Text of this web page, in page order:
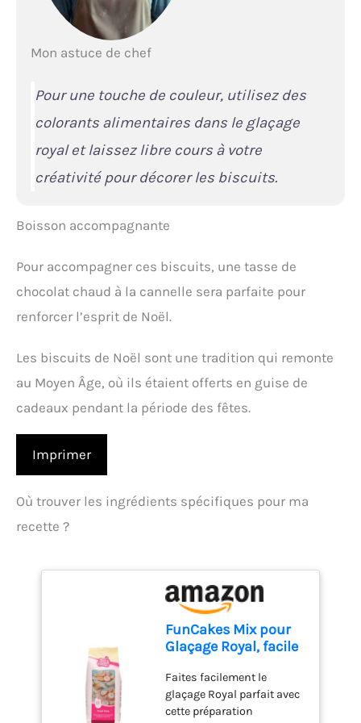
Mon astuce de chef
Pour une touche de couleur, utilisez des
colorants alimentaires dans le glaçage
royal et laissez libre cours à votre
créativité pour décorer les biscuits.
Boisson accompagnante
Pour accompagner ces biscuits, une tasse de
chocolat chaud à la cannelle sera parfaite pour
renforcer l’esprit de Noël.
Les biscuits de Noël sont une tradition qui remonte
au Moyen Âge, où ils étaient offerts en guise de
cadeaux pendant la période des fêtes.
Imprimer
Où trouver les ingrédients spécifiques pour ma
recette ?
FunCakes Mix pour
Glaçage Royal, facile
décoration de
gâteaux et de
biscuits, beau
Faites facilement le
glaçage Royal parfait avec
cette préparation